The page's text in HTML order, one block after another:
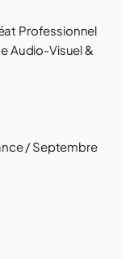
Professionnel
Audio-Visuel &
/ Septembre